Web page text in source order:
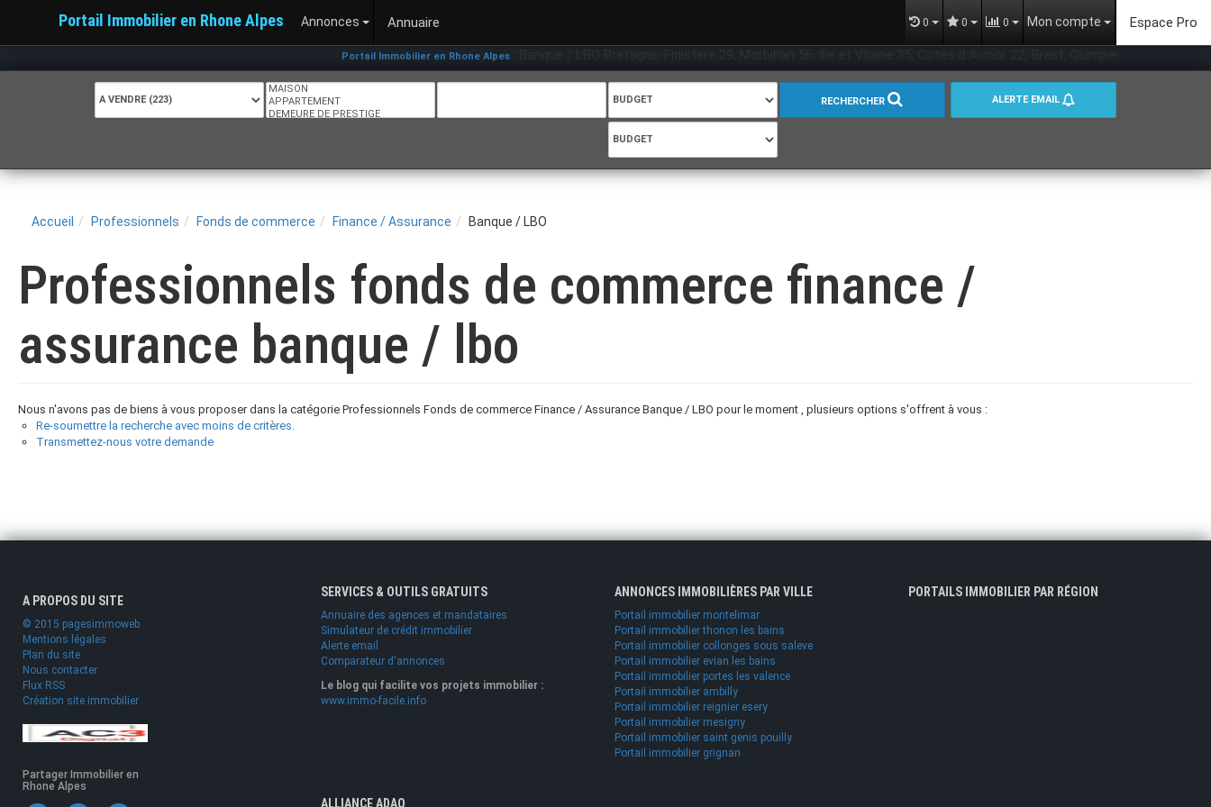
Portail Immobilier en Rhone Alpes: Banque / LBO Bretagne, Finistere 29, Morbihan 56, Ille et Vilaine 35, Cotes d Armor 22, Brest, Quimper, Rennes |
Portail Immobilier en Rhone Alpes Annonces Annuaire 0 0 0 Mon compte Espace Pro
RECHERCHER ALERTE EMAIL
Accueil Professionnels Fonds de commerce Finance / Assurance Banque / LBO
Professionnels fonds de commerce finance /
assurance banque / lbo
Nous n'avons pas de biens à vous proposer dans la catégorie Professionnels Fonds de commerce Finance / Assurance Banque / LBO pour le moment , plusieurs options s'offrent à vous :
Re-soumettre la recherche avec moins de critères.
Transmettez-nous votre demande
A PROPOS DU SITE
© 2015 pagesimmoweb
Mentions légales
Plan du site
Nous contacter
Flux RSS
Création site immobilier
Partager Immobilier en
Rhone Alpes
SERVICES & OUTILS GRATUITS
Annuaire des agences et mandataires
Simulateur de crédit immobilier
Alerte email
Comparateur d'annonces
Le blog qui facilite vos projets immobilier :
www.immo-facile.info
ANNONCES IMMOBILIÈRES PAR VILLE
Portail immobilier montelimar
Portail immobilier thonon les bains
Portail immobilier collonges sous saleve
Portail immobilier evian les bains
Portail immobilier portes les valence
Portail immobilier ambilly
Portail immobilier reignier esery
Portail immobilier mesigny
Portail immobilier saint genis pouilly
Portail immobilier grignan
ALLIANCE ADAO
PORTAILS IMMOBILIER PAR RÉGION